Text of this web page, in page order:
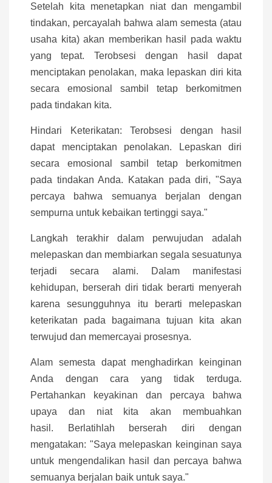
Setelah kita menetapkan niat dan mengambil
tindakan, percayalah bahwa alam semesta (atau
usaha kita) akan memberikan hasil pada waktu
yang tepat. Terobsesi dengan hasil dapat
menciptakan penolakan, maka lepaskan diri kita
secara emosional sambil tetap berkomitmen
pada tindakan kita.
Hindari Keterikatan: Terobsesi dengan hasil
dapat menciptakan penolakan. Lepaskan diri
secara emosional sambil tetap berkomitmen
pada tindakan Anda. Katakan pada diri, "Saya
percaya bahwa semuanya berjalan dengan
sempurna untuk kebaikan tertinggi saya."
Langkah terakhir dalam perwujudan adalah
melepaskan dan membiarkan segala sesuatunya
terjadi secara alami. Dalam manifestasi
kehidupan, berserah diri tidak berarti menyerah
karena sesungguhnya itu berarti melepaskan
keterikatan pada bagaimana tujuan kita akan
terwujud dan memercayai prosesnya.
Alam semesta dapat menghadirkan keinginan
Anda dengan cara yang tidak terduga.
Pertahankan keyakinan dan percaya bahwa
upaya dan niat kita akan membuahkan
hasil. Berlatihlah berserah diri dengan
mengatakan: "Saya melepaskan keinginan saya
untuk mengendalikan hasil dan percaya bahwa
semuanya berjalan baik untuk saya."